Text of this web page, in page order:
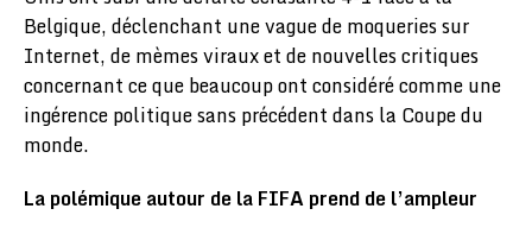
Belgique, déclenchant une vague de moqueries sur
Internet, de mèmes viraux et de nouvelles critiques
concernant ce que beaucoup ont considéré comme une
ingérence politique sans précédent dans la Coupe du
monde.
La polémique autour de la FIFA prend de l’ampleur